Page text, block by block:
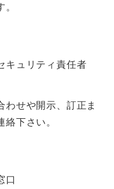
キュリティ責任者
わせや開示、訂正ま
下さい。
口